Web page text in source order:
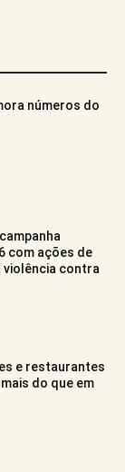
números do
com ações de
contra
e restaurantes
do que em